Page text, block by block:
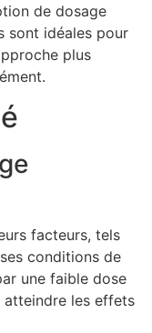
de dosage
sont idéales pour
plus
facteurs, tels
conditions de
une faible dose
atteindre les effets